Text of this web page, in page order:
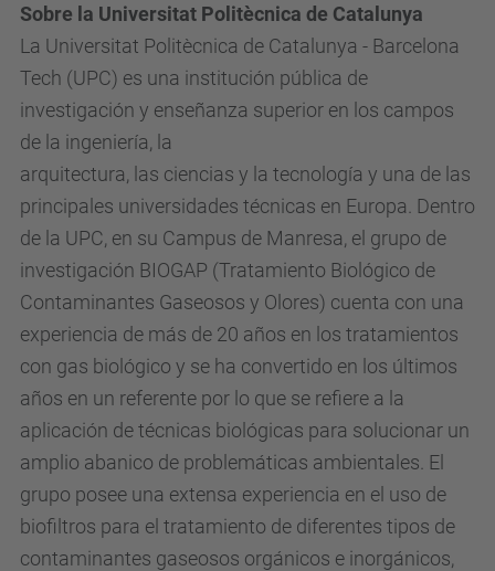
Sobre la Universitat Politècnica de Catalunya
La Universitat Politècnica de Catalunya - Barcelona
Tech (UPC) es una institución pública de
investigación y enseñanza superior en los campos
de la ingeniería, la
arquitectura, las ciencias y la tecnología y una de las
principales universidades técnicas en Europa. Dentro
de la UPC, en su Campus de Manresa, el grupo de
investigación BIOGAP (Tratamiento Biológico de
Contaminantes Gaseosos y Olores) cuenta con una
experiencia de más de 20 años en los tratamientos
con gas biológico y se ha convertido en los últimos
años en un referente por lo que se refiere a la
aplicación de técnicas biológicas para solucionar un
amplio abanico de problemáticas ambientales. El
grupo posee una extensa experiencia en el uso de
biofiltros para el tratamiento de diferentes tipos de
contaminantes gaseosos orgánicos e inorgánicos,